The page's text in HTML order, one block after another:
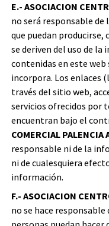
E.- ASOCIACION
no será responsable de
que puedan producirse,
se deriven del uso de
contenidas en este web
incorpora. Los enlaces
través del sitio web,
servicios ofrecidos por
encuentran bajo el
COMERCIAL PALENCIA
responsable ni de la
ni de cualesquiera
información.
F.- ASOCIACION
no se hace